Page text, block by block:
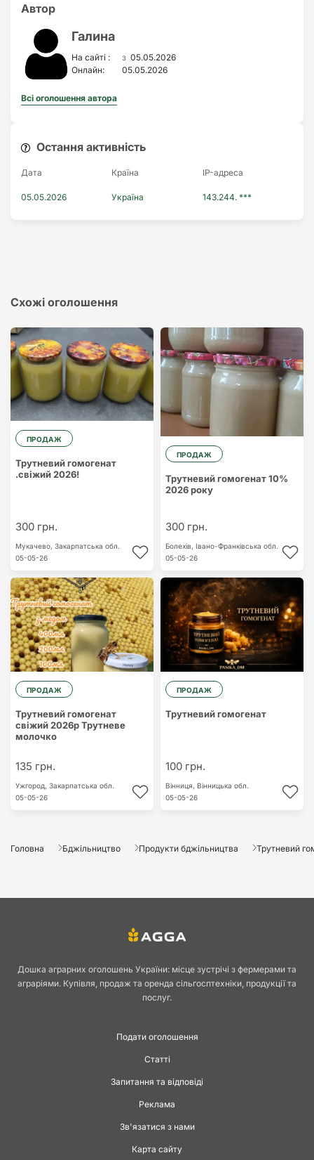
Автор
Галина
На сайті : з 05.05.2026
Онлайн:
05.05.2026
Всі оголошення автора
Остання активність
Дата Країна IP-адреса
05.05.2026 Україна 143.244. ***
Схожі оголошення
ПРОДАЖ
Трутневий гомогенат
.свіжий 2026!
300 грн.
Мукачево, Закарпатська обл.
05-05-26
ПРОДАЖ
Трутневий гомогенат 10%
2026 року
300 грн.
Болехів, Івано-Франківська обл.
05-05-26
ПРОДАЖ
Трутневий гомогенат
свіжий 2026р Трутневе
молочко
135 грн.
Ужгород, Закарпатська обл.
05-05-26
ПРОДАЖ
Трутневий гомогенат
100 грн.
Вінниця, Вінницька обл.
05-05-26
Головна Бджільництво Продукти бджільництва Трутневий
Дошка аграрних оголошень України: місце зустрічі з фермерами та
аграріями. Купівля, продаж та оренда сільгосптехніки, продукції та
послуг.
Подати оголошення
Статті
Запитання та відповіді
Реклама
Зв'язатися з нами
Карта сайту